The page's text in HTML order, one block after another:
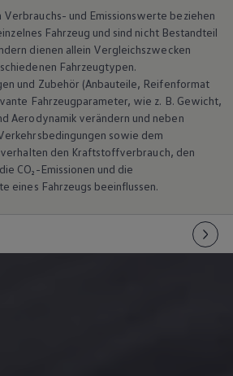
Verbrauchs- und Emissionswerte beziehen
Fahrzeug und sind nicht Bestandteil
dienen allein Vergleichszwecken
Fahrzeugtypen.
und Zubehör (Anbauteile, Reifenformat
Fahrzeugparameter, wie z. B. Gewicht,
Aerodynamik verändern und neben
sowie dem
den Kraftstoffverbrauch, den
CO₂-Emissionen und die
eines Fahrzeugs beeinflussen.